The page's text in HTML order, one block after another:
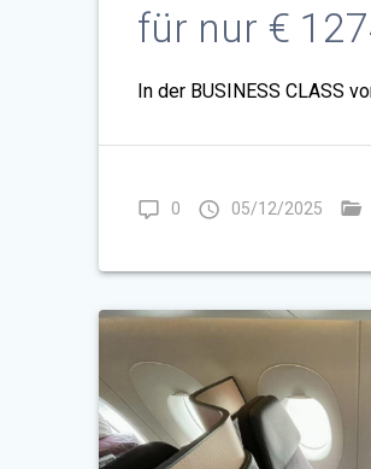
für nur €
In der BUSINESS CLASS
0 05/12/2025